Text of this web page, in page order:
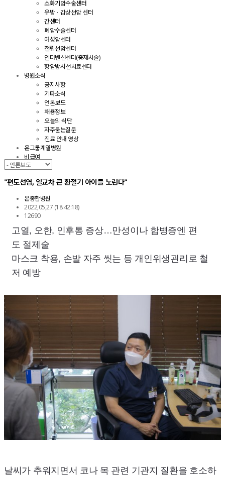
소화기암수술센터
유방ㆍ갑상선암 센터
간센터
폐암수술센터
여성암센터
전립선암센터
인터벤션센터(중재시술)
항암방사선치료센터
병원소식
공지사항
기타소식
언론보도
채용정보
오늘의 식단
자주묻는질문
진료 안내 영상
온그룹계열병원
비급여
"편도선염, 일교차 큰 환절기 아이들 노린다"
온종합병원
2022,05,27 (18:42:18)
12690
고열, 오한, 인후통 증상…만성이나 합병증엔 편
도 절제술
마스크 착용, 손발 자주 씻는 등 개인위생괸리로 철
저 예방
날씨가 추워지면서 코나 목 관련 기관지 질환을 호소하